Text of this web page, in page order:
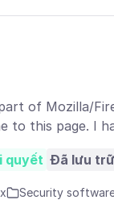
of Mozilla/
to this page. I
quyết Đã lưu trữ
Security